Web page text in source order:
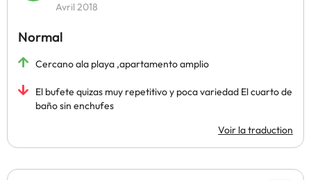
Avril 2018
Normal
Cercano ala playa ,apartamento amplio
El bufete quizas muy repetitivo y poca variedad El cuarto de
baño sin enchufes
Voir la traduction